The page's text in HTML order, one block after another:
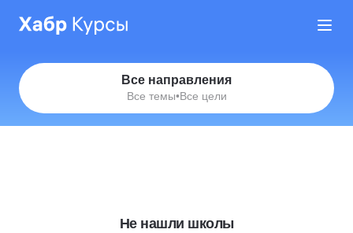
Все направления
Все темы•Все цели
Не нашли школы